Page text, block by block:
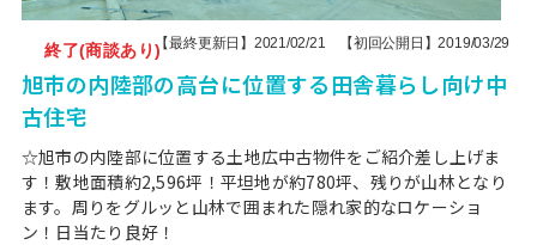
終了(商談あり)【最終更新日】2021/02/21 【初回公開日】2019/03/29
旭市の内陸部の高台に位置する田舎暮らし向け中
古住宅
☆旭市の内陸部に位置する土地広中古物件をご紹介差し上げま
す！敷地面積約2,596坪！平坦地が約780坪、残りが山林となり
ます。周りをグルッと山林で囲まれた隠れ家的なロケーショ
ン！日当たり良好！